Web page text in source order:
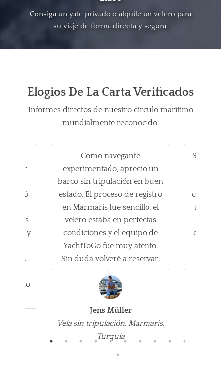
Consiga un yate privado o alquile un velero para
su viaje de forma directa y segura.
Elogios De La Carta Verificados
Informes directos de nuestro círculo marítimo
mundialmente reconocido.
las
y
Como navegante
experimentado, aprecio un
barco sin tripulación en buen
estado. El proceso de registro
en Marmaris fue sencillo, el
velero estaba en perfectas
condiciones y el equipo de
YachtToGo fue muy atento.
Sin duda volveré a reservar.
Jens Müller
Vela sin tripulación, Marmaris,
Turquía
Si
fue